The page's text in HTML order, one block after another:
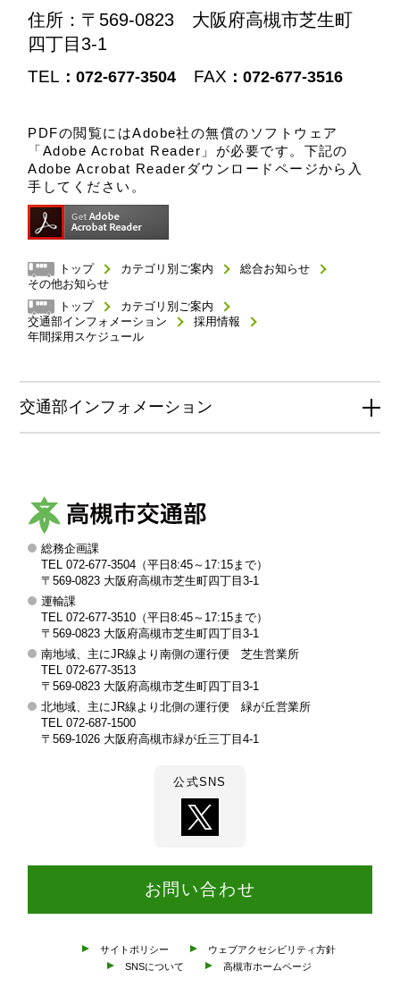
住所 ：〒569-0823 大阪府高槻市芝生町
四丁目3-1
TEL ：072-677-3504 FAX ：072-677-3516
PDFの閲覧にはAdobe社の無償のソフトウェア
「Adobe Acrobat Reader」が必要です。下記の
Adobe Acrobat Readerダウンロードページから入
手してください。
トップ カテゴリ別ご案内
総合お知らせ
その他お知らせ
トップ
カテゴリ別ご案内
交通部インフォメーション
採用情報
年間採用スケジュール
交通部インフォメーション
槻
交
通
部
総務企画課
TEL 072-677-3504（平日8:45～17:15まで）
〒569-0823 大阪府高槻市芝生町四丁目3-1
運輸課
TEL 072-677-3510（平日8:45～17:15まで）
〒569-0823 大阪府高槻市芝生町四丁目3-1
南地域、主にJR線より南側の運行便 芝生営業所
TEL 072-677-3513
〒569-0823 大阪府高槻市芝生町四丁目3-1
北地域、主にJR線より北側の運行便 緑が丘営業所
TEL 072-687-1500
〒569-1026 大阪府高槻市緑が丘三丁目4-1
公式SNS
お問い合わせ
サイトポリシー
ウェブアクセシビリティ方針
SNSについて
高槻市ホームページ